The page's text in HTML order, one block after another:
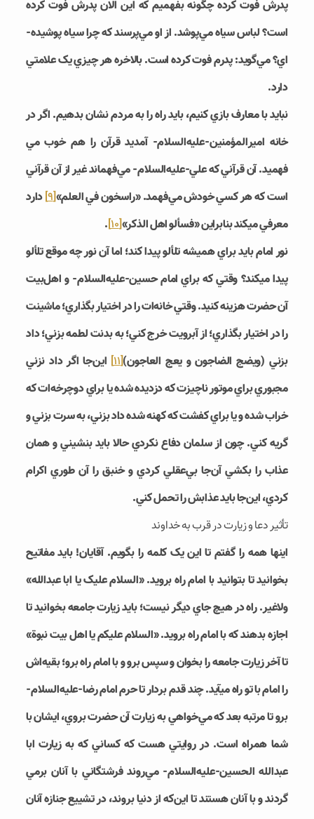
پدرش فوت کرده چگونه بفهميم که اين الان پدرش فوت کرده
است؟ لباس سياه مي‌­پوشد. از او مي‌­پرسند که چرا سياه پوشيده‌­
اي؟ مي‌­گويد: پدرم فوت کرده است. بالاخره هر چيزي يک علامتي
دارد.
نبايد با معارف بازي کنيم، بايد راه را به مردم نشان بدهيم. اگر در
خانه امير‎المؤمنين-علیه‌السلام- آمديد قرآن را هم خوب مي­‌
فهميد. آن قرآني که علي-علیه‌السلام- مي‌­فهماند غير از آن قرآني
است که هر کسي خودش مي­‌فهمد. «راسخون في العلم»[9] دارد
معرفي مي‎کند بنابراين «فسألو اهل الذکر»
[10]
.
نور امام بايد براي هميشه تلألو پيدا کند؛ اما آن نور چه موقع تلألو
پيدا مي‎کند؟ وقتي که براي امام حسين-علیه‌السلام- و اهل‌بيت
آن حضرت هزينه کنيد. وقتي خانه‌ات را در اختيار بگذاري؛ ماشينت
را در اختيار بگذاري؛ از آبرويت خرج کني؛ به بدنت لطمه بزني؛ داد
بزني (ويضج الضاجون و يعج العاجون)[11]
اين‌جا اگر داد نزني
مجبوري براي موتور ناچيزت که دزديده شده يا براي دوچرخه‌­ات که
خراب شده و يا براي کفشت که کهنه شده داد بزني، به سرت بزني و
گريه کني. چون از سلمان دفاع نکردي حالا بايد بنشيني و همان
عذاب را بکشي آن‌جا بي­‌عقلي کردي و خنبق را آن طوري اکرام
کردي، اين‌جا بايد عذابش را تحمل کني.
تأثير دعا و زيارت در قرب به خداوند
اين‎ها همه را گفتم تا اين يک کلمه را بگويم. آقايان! بايد مفاتيح
بخوانيد تا بتوانيد با امام راه برويد. «السلام عليک يا ابا عبدالله»
ولاغير. راه در هيچ جاي ديگر نيست؛ بايد زيارت جامعه بخوانيد تا
اجازه بدهند که با امام راه برويد. «السلام عليکم يا اهل بيت نبوة»
تا آخر زيارت جامعه را بخوان و سپس برو و با امام راه برو؛ بقيه‌­اش
را امام با تو راه مي‎آيد. چند قدم بردار تا حرم امام رضا-علیه‌السلام-
برو تا مرتبه بعد که مي­‌خواهي به زيارت آن حضرت بروي، ايشان با
شما همراه است. در روايتي هست که کساني که به زيارت ابا
عبدالله الحسين-علیه‌السلام- مي­‌روند فرشتگاني با آنان برمي­‌
گردند و با آنان هستند تا اين‌که از دنيا بروند، در تشييع جنازه آنان